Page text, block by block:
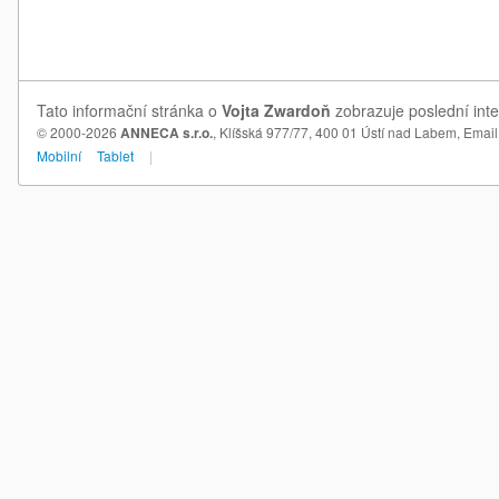
Tato informační stránka o Vojta Zwardoň zobrazuje poslední
© 2000-2026 ANNECA s.r.o., Klíšská 977/77, 400 01 Ústí nad Labem,
Mobilní
Tablet |